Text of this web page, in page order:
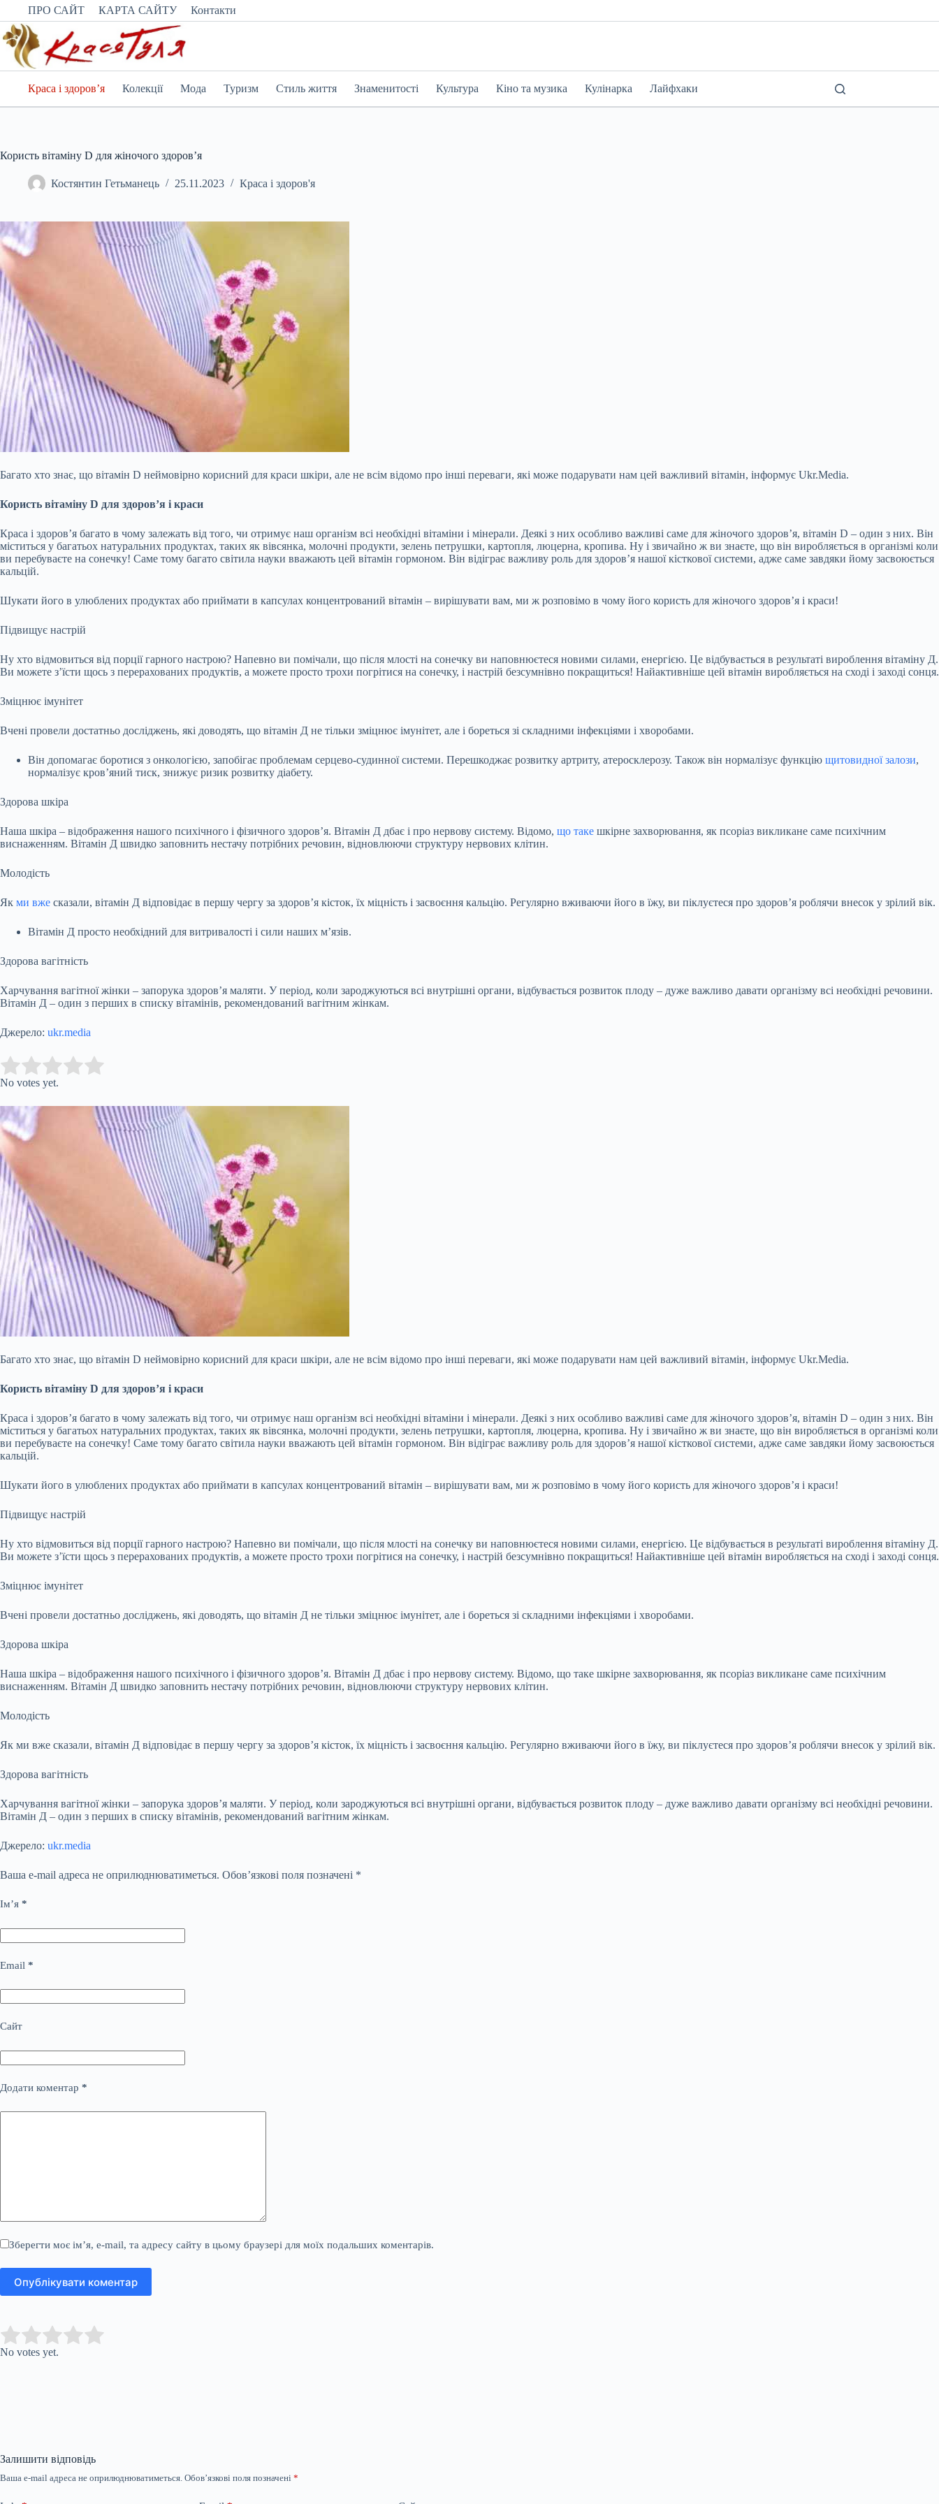
Перейти
вмісту
ПРО САЙТ КАРТА САЙТУ Контакти
Краса і здоров’я Колекції Мода Туризм Стиль життя Знаменитості Культура Кіно та музика Кулінарка Лайфхаки
Користь вітаміну D для жіночого здоров’я
Костянтин Гетьманець 25.11.2023 Краса і здоров'я
Багато хто знає, що вітамін D неймовірно корисний для краси шкіри, але не всім відомо про інші переваги, які може подарувати нам цей важливий вітамін, інформує Ukr.Media.
Користь вітаміну D для здоров’я і краси
Краса і здоров’я багато в чому залежать від того, чи отримує наш організм всі необхідні вітаміни і мінерали. Деякі з них особливо важливі саме для жіночого здоров’я, вітамін D – один з них. Він
міститься у багатьох натуральних продуктах, таких як вівсянка, молочні продукти, зелень петрушки, картопля, люцерна, кропива. Ну і звичайно ж ви знаєте, що він виробляється в організмі коли
ви перебуваєте на сонечку! Саме тому багато світила науки вважають цей вітамін гормоном. Він відіграє важливу роль для здоров’я нашої кісткової системи, адже саме завдяки йому засвоюється
кальцій.
Шукати його в улюблених продуктах або приймати в капсулах концентрований вітамін – вирішувати вам, ми ж розповімо в чому його користь для жіночого здоров’я і краси!
Підвищує настрій
Ну хто відмовиться від порції гарного настрою? Напевно ви помічали, що після млості на сонечку ви наповнюєтеся новими силами, енергією. Це відбувається в результаті вироблення вітаміну Д.
Ви можете з’їсти щось з перерахованих продуктів, а можете просто трохи погрітися на сонечку, і настрій безсумнівно покращиться! Найактивніше цей вітамін виробляється на сході і заході сонця.
Зміцнює імунітет
Вчені провели достатньо досліджень, які доводять, що вітамін Д не тільки зміцнює імунітет, але і бореться зі складними інфекціями і хворобами.
Він допомагає боротися з онкологією, запобігає проблемам серцево-судинної системи. Перешкоджає розвитку артриту, атеросклерозу. Також він нормалізує функцію щитовидної залози,
нормалізує кров’яний тиск, знижує ризик розвитку діабету.
Здорова шкіра
Наша шкіра – відображення нашого психічного і фізичного здоров’я. Вітамін Д дбає і про нервову систему. Відомо, що таке шкірне захворювання, як псоріаз викликане саме психічним
виснаженням. Вітамін Д швидко заповнить нестачу потрібних речовин, відновлюючи структуру нервових клітин.
Молодість
Як ми вже сказали, вітамін Д відповідає в першу чергу за здоров’я кісток, їх міцність і засвоєння кальцію. Регулярно вживаючи його в їжу, ви піклуєтеся про здоров’я роблячи внесок у зрілий вік.
Вітамін Д просто необхідний для витривалості і сили наших м’язів.
Здорова вагітність
Харчування вагітної жінки – запорука здоров’я маляти. У період, коли зароджуються всі внутрішні органи, відбувається розвиток плоду – дуже важливо давати організму всі необхідні речовини.
Вітамін Д – один з перших в списку вітамінів, рекомендований вагітним жінкам.
Джерело: ukr.media
Rate this item:
No votes yet.
Багато хто знає, що вітамін D неймовірно корисний для краси шкіри, але не всім відомо про інші переваги, які може подарувати нам цей важливий вітамін, інформує Ukr.Media.
Користь вітаміну D для здоров’я і краси
Краса і здоров’я багато в чому залежать від того, чи отримує наш організм всі необхідні вітаміни і мінерали. Деякі з них особливо важливі саме для жіночого здоров’я, вітамін D – один з них. Він
міститься у багатьох натуральних продуктах, таких як вівсянка, молочні продукти, зелень петрушки, картопля, люцерна, кропива. Ну і звичайно ж ви знаєте, що він виробляється в організмі коли
ви перебуваєте на сонечку! Саме тому багато світила науки вважають цей вітамін гормоном. Він відіграє важливу роль для здоров’я нашої кісткової системи, адже саме завдяки йому засвоюється
кальцій.
Шукати його в улюблених продуктах або приймати в капсулах концентрований вітамін – вирішувати вам, ми ж розповімо в чому його користь для жіночого здоров’я і краси!
Підвищує настрій
Ну хто відмовиться від порції гарного настрою? Напевно ви помічали, що після млості на сонечку ви наповнюєтеся новими силами, енергією. Це відбувається в результаті вироблення вітаміну Д.
Ви можете з’їсти щось з перерахованих продуктів, а можете просто трохи погрітися на сонечку, і настрій безсумнівно покращиться! Найактивніше цей вітамін виробляється на сході і заході сонця.
Зміцнює імунітет
Вчені провели достатньо досліджень, які доводять, що вітамін Д не тільки зміцнює імунітет, але і бореться зі складними інфекціями і хворобами.
Здорова шкіра
Наша шкіра – відображення нашого психічного і фізичного здоров’я. Вітамін Д дбає і про нервову систему. Відомо, що таке шкірне захворювання, як псоріаз викликане саме психічним
виснаженням. Вітамін Д швидко заповнить нестачу потрібних речовин, відновлюючи структуру нервових клітин.
Молодість
Як ми вже сказали, вітамін Д відповідає в першу чергу за здоров’я кісток, їх міцність і засвоєння кальцію. Регулярно вживаючи його в їжу, ви піклуєтеся про здоров’я роблячи внесок у зрілий вік.
Здорова вагітність
Харчування вагітної жінки – запорука здоров’я маляти. У період, коли зароджуються всі внутрішні органи, відбувається розвиток плоду – дуже важливо давати організму всі необхідні речовини.
Вітамін Д – один з перших в списку вітамінів, рекомендований вагітним жінкам.
Джерело: ukr.media
Ваша e-mail адреса не оприлюднюватиметься. Обов’язкові поля позначені *
Ім’я *
Email *
Сайт
Додати коментар *
Зберегти моє ім’я, e-mail, та адресу сайту в цьому браузері для моїх подальших коментарів.
Опублікувати коментар
Rate this item:
No votes yet.
Залишити відповідь
Ваша e-mail адреса не оприлюднюватиметься. Обов’язкові поля позначені *